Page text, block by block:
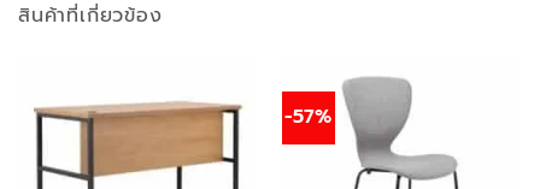
สินค้าที่เกี่ยวข้อง
-57%